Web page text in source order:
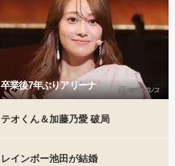
卒業後7年ぶりアリーナ
テオくん＆加藤乃愛 破局
レインボー池田が結婚